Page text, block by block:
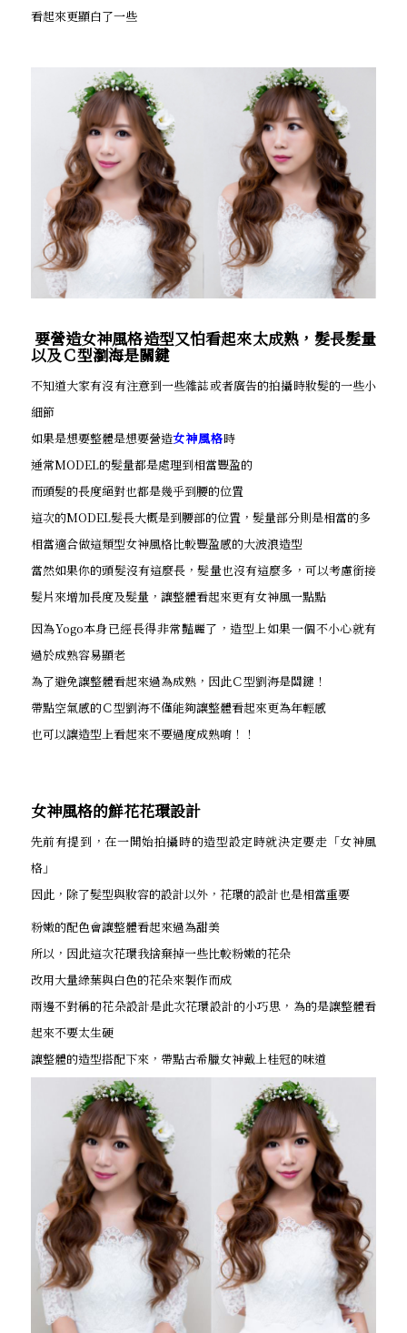
看起來更顯白了一些
要營造女神風格造型又怕看起來太成熟，髮長髮量
以及Ｃ型瀏海是關鍵
不知道大家有沒有注意到一些雜誌或者廣告的拍攝時妝髮的一些小
細節
如果是想要整體是想要營造女神風格時
通常MODEL的髮量都是處理到相當豐盈的
而頭髮的長度絕對也都是幾乎到腰的位置
這次的MODEL髮長大概是到腰部的位置，髮量部分則是相當的多
相當適合做這類型女神風格比較豐盈感的大波浪造型
當然如果你的頭髮沒有這麼長，髮量也沒有這麼多，可以考慮銜接
髮片來增加長度及髮量，讓整體看起來更有女神風一點點
因為Yogo本身已經長得非常豔麗了，造型上如果一個不小心就有
過於成熟容易顯老
為了避免讓整體看起來過為成熟，因此Ｃ型劉海是關鍵！
帶點空氣感的Ｃ型劉海不僅能夠讓整體看起來更為年輕感
也可以讓造型上看起來不要過度成熟唷！！
女神風格的鮮花花環設計
先前有提到，在一開始拍攝時的造型設定時就決定要走「女神風
格」
因此，除了髮型與妝容的設計以外，花環的設計也是相當重要
粉嫩的配色會讓整體看起來過為甜美
所以，因此這次花環我捨棄掉一些比較粉嫩的花朵
改用大量綠葉與白色的花朵來製作而成
兩邊不對稱的花朵設計是此次花環設計的小巧思，為的是讓整體看
起來不要太生硬
讓整體的造型搭配下來，帶點古希臘女神戴上桂冠的味道